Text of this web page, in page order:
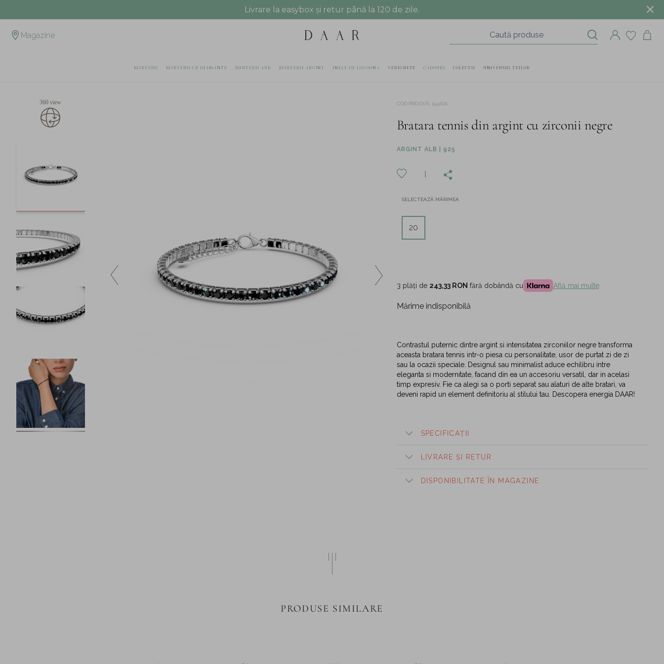
Livrare la easybox și retur până la 120 de zile.
Magazine
BIJUTERII BIJUTERII CU DIAMANTE BIJUTERII AUR BIJUTERII ARGINT INELE DE LOGODNA VERIGHETE CADOURI COLECTII UNIVERSUL TEILOR
360 view COD PRODUS: 194621
Bratara tennis din argint cu zirconii negre
ARGINT ALB | 925
SELECTEAZĂ MĂRIMEA
20
3 plăți de 243,33 RON fără dobândă cu Află mai multe
Mărime indisponibilă
Contrastul puternic dintre argint si intensitatea zirconiilor negre transforma
aceasta bratara tennis intr-o piesa cu personalitate, usor de purtat zi de zi
sau la ocazii speciale. Designul sau minimalist aduce echilibru intre
eleganta si modernitate, facand din ea un accesoriu versatil, dar in acelasi
timp expresiv. Fie ca alegi sa o porti separat sau alaturi de alte bratari, va
deveni rapid un element definitoriu al stilului tau. Descopera energia DAAR!
SPECIFICAȚII
LIVRARE ȘI RETUR
DISPONIBILITATE ÎN MAGAZINE
PRODUSE SIMILARE